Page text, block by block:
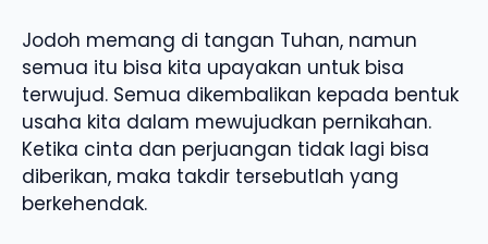
Jodoh memang di tangan Tuhan, namun
semua itu bisa kita upayakan untuk bisa
terwujud. Semua dikembalikan kepada bentuk
usaha kita dalam mewujudkan pernikahan.
Ketika cinta dan perjuangan tidak lagi bisa
diberikan, maka takdir tersebutlah yang
berkehendak.